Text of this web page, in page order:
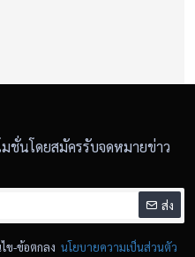
ชั่นโดยสมัครรับจดหมายข่าว
ส่ง
ข-ข้อตกลง นโยบายความเป็นส่วนตัว